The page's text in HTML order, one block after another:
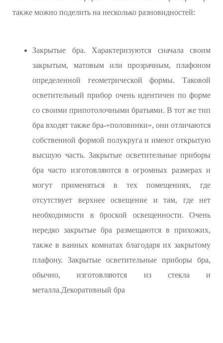
также можно поделить на несколько разновидностей:
Закрытые бра. Характеризуются сначала своим
закрытым, матовым или прозрачным, плафоном
определенной геометрической формы. Таковой
осветительный прибор очень идентичен по форме
со своими припотолочными братьями. В тот же тип
бра входят также бра-«половинки», они отличаются
собственной формой полукруга и имеют открытую
высшую часть. Закрытые осветительные приборы
бра часто изготовляются в огромных размерах и
могут применяться в тех помещениях, где
отсутствует верхнее освещение и там, где нет
необходимости в броской освещенности. Очень
нередко закрытые бра размещаются в прихожих,
также в ванных комнатах благодаря их закрытому
плафону. Закрытые осветительные приборы бра,
обычно, изготовляются из стекла и
металла.Декоративный бра